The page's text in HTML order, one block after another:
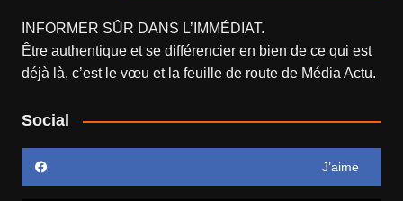
INFORMER SÛR DANS L’IMMÉDIAT.
Être authentique et se différencier en bien de ce qui est
déjà là, c’est le vœu et la feuille de route de Média Actu.
Social
J’aime